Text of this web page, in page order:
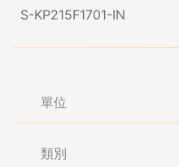
S-KP215F1701-IN
單位
類別